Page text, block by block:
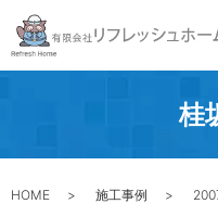
桂
HOME 施工事例